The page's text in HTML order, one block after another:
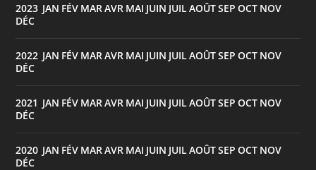
2023 JAN FÉV MARAVR MAI JUIN JUILAOÛTSEP OCT NOV
DÉC
2022 JAN FÉV MARAVR MAI JUIN JUILAOÛTSEP OCT NOV
DÉC
2021 JAN FÉV MARAVR MAI JUIN JUILAOÛTSEP OCT NOV
DÉC
2020 JAN FÉV MARAVR MAI JUIN JUILAOÛTSEP OCT NOV
DÉC